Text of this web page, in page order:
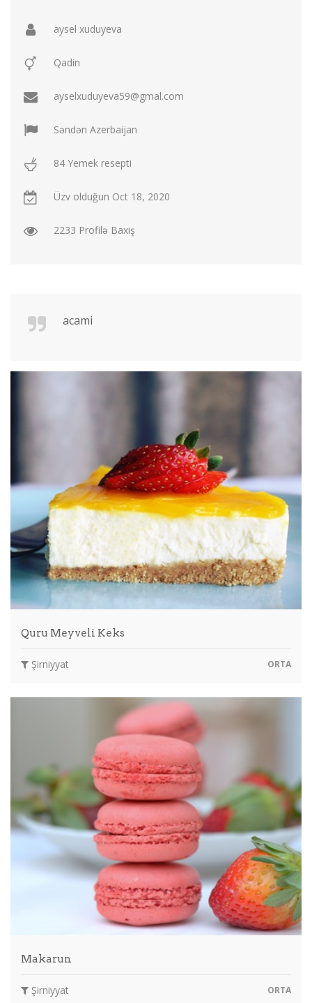
Yemek resepti
faydali melumat
Əlaqə
Giriş / Qeydiyat
aysel xuduyeva
Qadin
ayselxuduyeva59@gmal.com
Səndən Azerbaijan
84 Yemek resepti
Üzv olduğun Oct 18, 2020
2233 Profilə Baxiş
acami
Quru Meyveli Keks
Şirniyyat ORTA
Makarun
Şirniyyat ORTA